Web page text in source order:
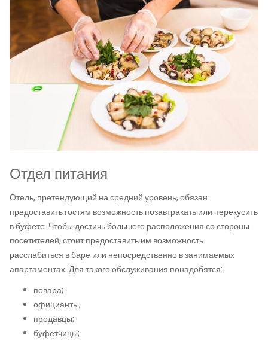
Отдел питания
Отель, претендующий на средний уровень, обязан
предоставить гостям возможность позавтракать или перекусить
в буфете. Чтобы достичь большего расположения со стороны
посетителей, стоит предоставить им возможность
расслабиться в баре или непосредственно в занимаемых
апартаментах. Для такого обслуживания понадобятся:
повара;
официанты;
продавцы;
буфетчицы;